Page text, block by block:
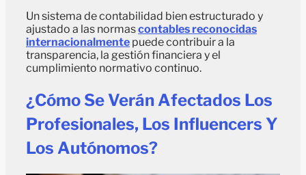
Un sistema de contabilidad bien estructurado y
ajustado a las normascontables reconocidas
internacionalmente puede contribuir a la
transparencia, la gestión financiera y el
cumplimiento normativo continuo.
¿Cómo Se Verán Afectados Los
Profesionales, Los Influencers Y
Los Autónomos?